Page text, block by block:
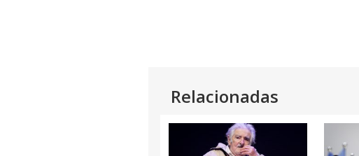
Relacionadas